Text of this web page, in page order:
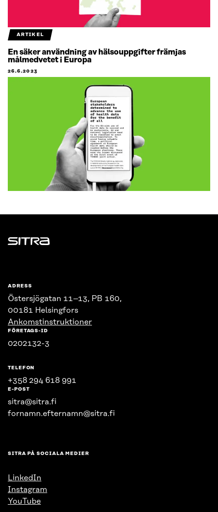
ARTIKEL
En säker användning av hälsouppgifter främjas
målmedvetet i Europa
26.6.2023
Sitra
ADRESS
Östersjögatan 11–13, PB 160,
00181 Helsingfors
Ankomstinstruktioner
FÖRETAGS-ID
0202132-3
TELEFON
+358 294 618 991
E-POST
sitra@sitra.fi
fornamn.efternamn@sitra.fi
SITRA PÅ SOCIALA MEDIER
LinkedIn
Instagram
YouTube